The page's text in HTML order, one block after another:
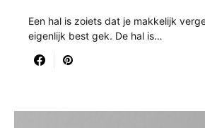
Een hal is zoiets dat je makkelijk
eigenlijk best gek. De hal is…